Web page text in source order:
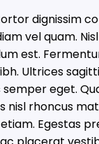
dignissim
vel quam.
est.
Ultrices
eget.
nisl rhoncus
Egestas